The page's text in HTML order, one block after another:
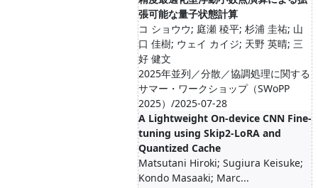
張可能な量子状態計算
コ ショウウ; 庭瀬 稜平; 杉浦 圭祐; 山
口 佳樹; ウェイ カイジ; 天野 英晴; 三
好 健文
2025年並列／分散／協調処理に関する
サマー・ワークショップ（SWoPP
2025）/2025-07-28
A Lightweight On-device CNN Fine-
tuning using Skip2-LoRA and
Quantized Cache
Matsutani Hiroki; Sugiura Keisuke;
Kondo Masaaki; Marc...